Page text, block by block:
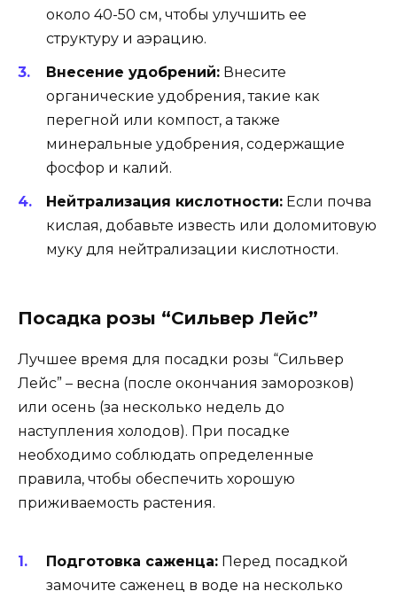
около 40-50 см, чтобы улучшить ее
структуру и аэрацию.
Внесение удобрений: Внесите
органические удобрения, такие как
перегной или компост, а также
минеральные удобрения, содержащие
фосфор и калий.
Нейтрализация кислотности: Если почва
кислая, добавьте известь или доломитовую
муку для нейтрализации кислотности.
Посадка розы “Сильвер Лейс”
Лучшее время для посадки розы “Сильвер
Лейс” – весна (после окончания заморозков)
или осень (за несколько недель до
наступления холодов). При посадке
необходимо соблюдать определенные
правила, чтобы обеспечить хорошую
приживаемость растения.
Подготовка саженца: Перед посадкой
замочите саженец в воде на несколько